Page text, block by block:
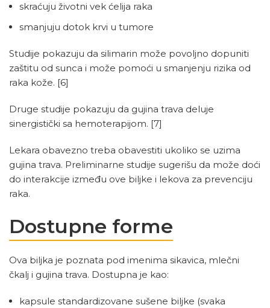
skraćuju životni vek ćelija raka
smanjuju dotok krvi u tumore
Studije pokazuju da silimarin može povoljno dopuniti
zaštitu od sunca i može pomoći u smanjenju rizika od
raka kože. [6]
Druge studije pokazuju da gujina trava deluje
sinergistički sa hemoterapijom. [7]
Lekara obavezno treba obavestiti ukoliko se uzima
gujina trava. Preliminarne studije sugerišu da može doći
do interakcije između ove biljke i lekova za prevenciju
raka.
Dostupne forme
Ova biljka je poznata pod imenima sikavica, mlečni
čkalj i gujina trava. Dostupna je kao:
kapsule standardizovane sušene biljke (svaka